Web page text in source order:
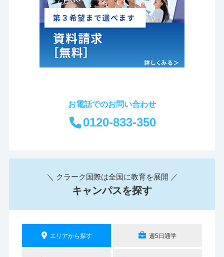
お電話でのお問い合わせ
0120-833-350
＼ クラーク国際は全国に教育を展開 ／
キャンパスを探す
エリアから探す 週5日通学